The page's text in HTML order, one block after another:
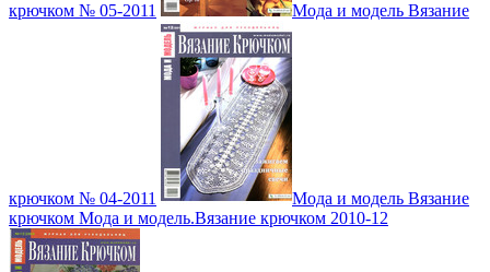
крючком № 05-2011 Мода и модель Вязание
крючком № 04-2011
Мода и модель Вязание
крючком Мода и модель.Вязание крючком 2010-12